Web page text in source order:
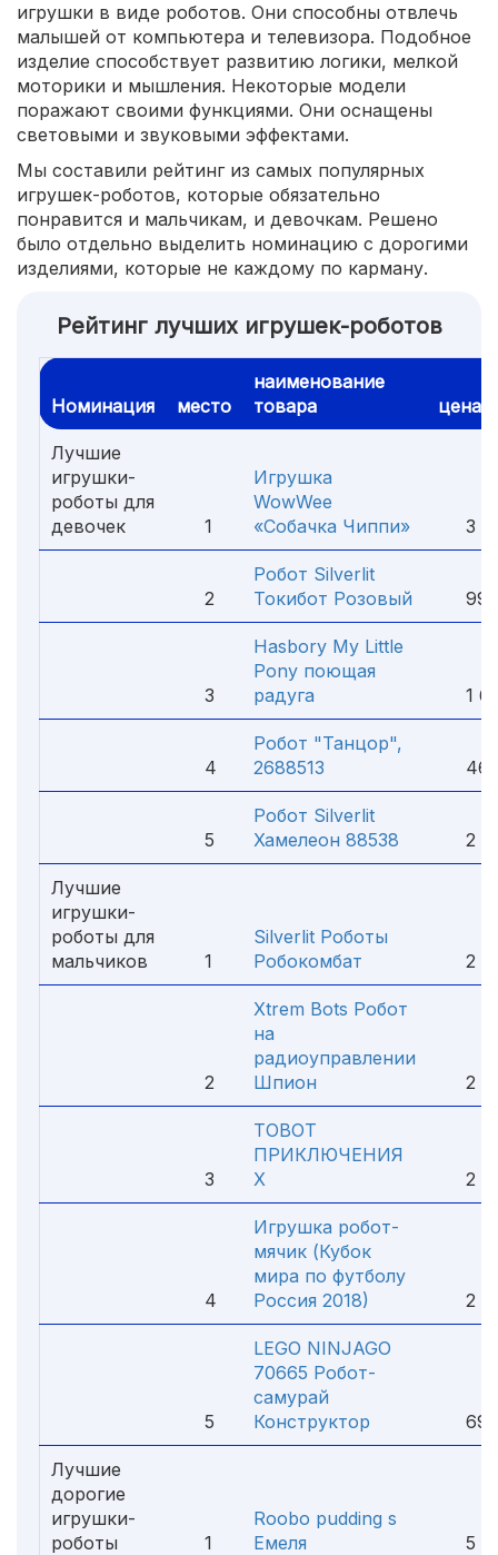
игрушки в виде роботов. Они способны отвлечь
малышей от компьютера и телевизора. Подобное
изделие способствует развитию логики, мелкой
моторики и мышления. Некоторые модели
поражают своими функциями. Они оснащены
световыми и звуковыми эффектами.
Мы составили рейтинг из самых популярных
игрушек-роботов, которые обязательно
понравится и мальчикам, и девочкам. Решено
было отдельно выделить номинацию с дорогими
изделиями, которые не каждому по карману.
Рейтинг лучших игрушек-роботов
Номинация место
наименование
товара
цена
Лучшие
игрушки-
роботы для
девочек
1
Игрушка
WowWee
«Собачка Чиппи»
3
2
Робот Silverlit
Токибот Розовый
3
Hasbory My Little
Pony поющая
радуга
1
4
Робот "Танцор",
2688513
5
Робот Silverlit
Хамелеон 88538
2
Лучшие
игрушки-
роботы для
мальчиков
1
Silverlit Роботы
Робокомбат
2
2
Xtrem Bots Робот
на
радиоуправлении
Шпион
2
3
TOBOT
ПРИКЛЮЧЕНИЯ
Х
2
4
Игрушка робот-
мячик (Кубок
мира по футболу
Россия 2018)
2
5
LEGO NINJAGO
70665 Робот-
самурай
Конструктор
Лучшие
дорогие
игрушки-
роботы
1
Roobo pudding s
Емеля
5